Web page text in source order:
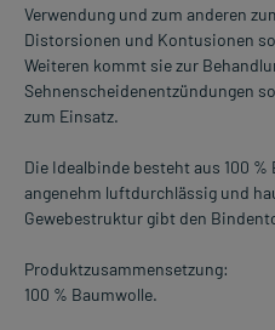
Verwendung und zum anderen
Distorsionen und Kontusionen
Weiteren kommt sie zur
Sehnenscheidenentzündungen
zum Einsatz.
Die Idealbinde besteht aus 100
angenehm luftdurchlässig und
Gewebestruktur gibt den
Produktzusammensetzung:
100 % Baumwolle.